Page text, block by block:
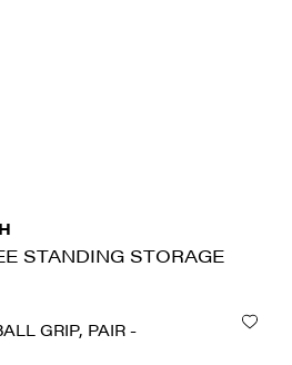
STANDING STORAGE